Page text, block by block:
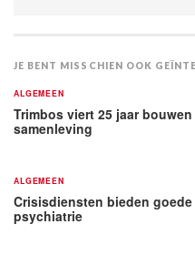
JE BENT MISSCHIEN OOK
ALGEMEEN
Trimbos viert 25 jaar
samenleving
ALGEMEEN
Crisisdiensten bieden
psychiatrie